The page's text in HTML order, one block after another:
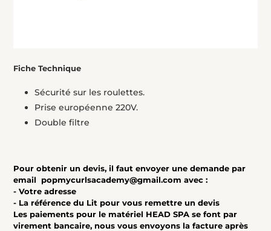
Fiche Technique
Sécurité sur les roulettes.
Prise européenne 220V.
Double filtre
Pour obtenir un devis, il faut envoyer une demande par
email
popmycurlsacademy@gmail.com avec :
- Votre adresse
- La référence du Lit pour vous remettre un devis
Les paiements pour le matériel HEAD SPA se font par
virement bancaire, nous vous envoyons la facture après